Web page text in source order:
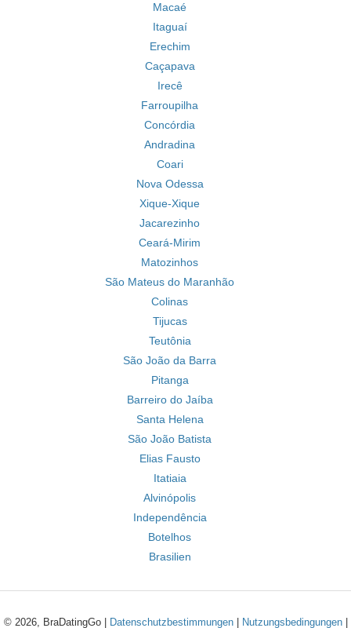
Macaé
Itaguaí
Erechim
Caçapava
Irecê
Farroupilha
Concórdia
Andradina
Coari
Nova Odessa
Xique-Xique
Jacarezinho
Ceará-Mirim
Matozinhos
São Mateus do Maranhão
Colinas
Tijucas
Teutônia
São João da Barra
Pitanga
Barreiro do Jaíba
Santa Helena
São João Batista
Elias Fausto
Itatiaia
Alvinópolis
Independência
Botelhos
Brasilien
© 2026, BraDatingGo | Datenschutzbestimmungen| Nutzungsbedingungen|